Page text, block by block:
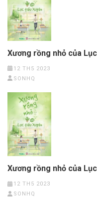
Xương rồng nhỏ của
12 TH5 2023
SONHQ
Xương rồng nhỏ của
12 TH5 2023
SONHQ